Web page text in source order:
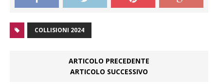
COLLISIONI 2024
ARTICOLO PRECEDENTE
ARTICOLO SUCCESSIVO